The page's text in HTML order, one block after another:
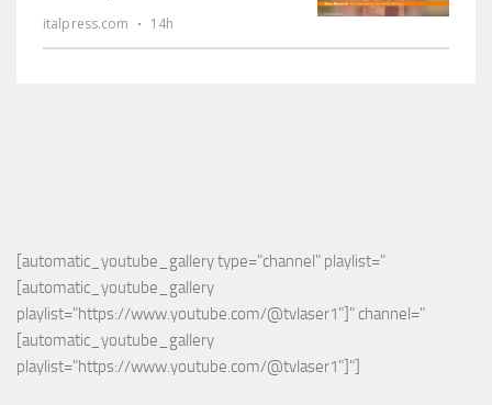
[automatic_youtube_gallery type="channel" playlist="
[automatic_youtube_gallery
playlist="https://www.youtube.com/@tvlaser1"]" channel="
[automatic_youtube_gallery
playlist="https://www.youtube.com/@tvlaser1"]"]